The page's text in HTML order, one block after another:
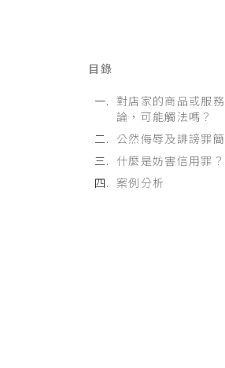
目錄
對店家的商品或服
論，可能觸法嗎？
公然侮辱及誹謗罪
什麼是妨害信用罪？
案例分析